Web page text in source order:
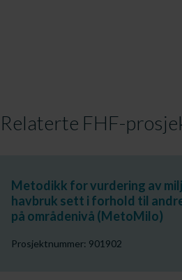
Relaterte FHF-
Metodikk for vurdering av
havbruk sett i forhold til
på områdenivå (MetoMilo)
Prosjektnummer: 901902